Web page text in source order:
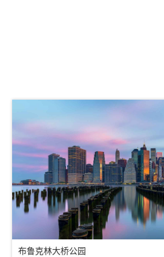
布鲁克林大桥公园